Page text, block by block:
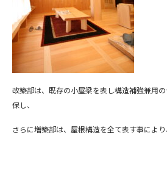
改築部は、既存の小屋梁を表し構造補強兼用
保し、
さらに増築部は、屋根構造を全て表す事により